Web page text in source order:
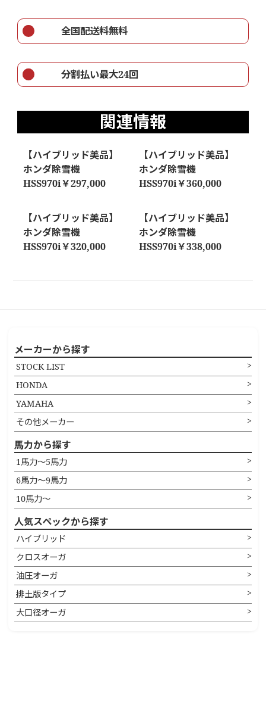
全国配送料無料
分割払い最大24回
関連情報
【ハイブリッド美品】
ホンダ除雪機
HSS970i￥297,000
【ハイブリッド美品】
ホンダ除雪機
HSS970i￥360,000
【ハイブリッド美品】
ホンダ除雪機
HSS970i￥320,000
【ハイブリッド美品】
ホンダ除雪機
HSS970i￥338,000
メーカーから探す
STOCK LIST
HONDA
YAMAHA
その他メーカー
馬力から探す
1馬力〜5馬力
6馬力〜9馬力
10馬力〜
人気スペックから探す
ハイブリッド
クロスオーガ
油圧オーガ
排土版タイプ
大口径オーガ